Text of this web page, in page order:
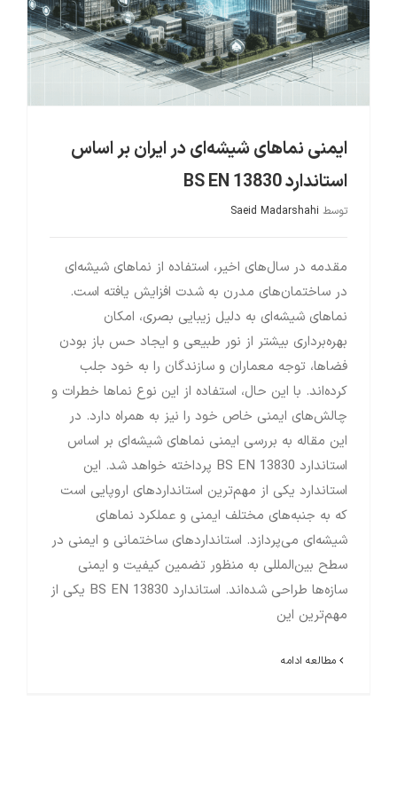
ایمنی نماهای شیشه‌ای در ایران بر اساس
استاندارد BS EN 13830
توسط Saeid Madarshahi
مقدمه در سال‌های اخیر، استفاده از نماهای شیشه‌ای
در ساختمان‌های مدرن به شدت افزایش یافته است.
نماهای شیشه‌ای به دلیل زیبایی بصری، امکان
بهره‌برداری بیشتر از نور طبیعی و ایجاد حس باز بودن
فضاها، توجه معماران و سازندگان را به خود جلب
کرده‌اند. با این حال، استفاده از این نوع نماها خطرات و
چالش‌های ایمنی خاص خود را نیز به همراه دارد. در
این مقاله به بررسی ایمنی نماهای شیشه‌ای بر اساس
استاندارد BS EN 13830 پرداخته خواهد شد. این
استاندارد یکی از مهم‌ترین استانداردهای اروپایی است
که به جنبه‌های مختلف ایمنی و عملکرد نماهای
شیشه‌ای می‌پردازد. استانداردهای ساختمانی و ایمنی در
سطح بین‌المللی به منظور تضمین کیفیت و ایمنی
سازه‌ها طراحی شده‌اند. استاندارد BS EN 13830 یکی از
مهم‌ترین این
مطالعه ادامه